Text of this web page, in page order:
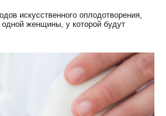
искусственного оплодотворения,
женщины, у которой будут